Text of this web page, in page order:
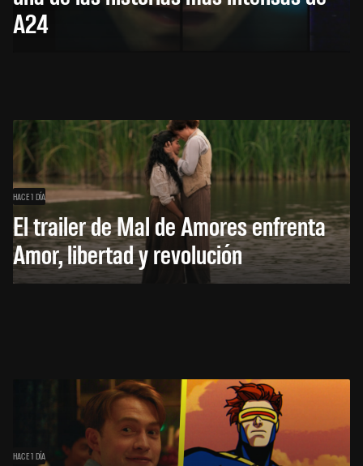
A24
HACE 1 DÍA
El trailer de Mal de Amores enfrenta
Amor, libertad y revolución
HACE 1 DÍA